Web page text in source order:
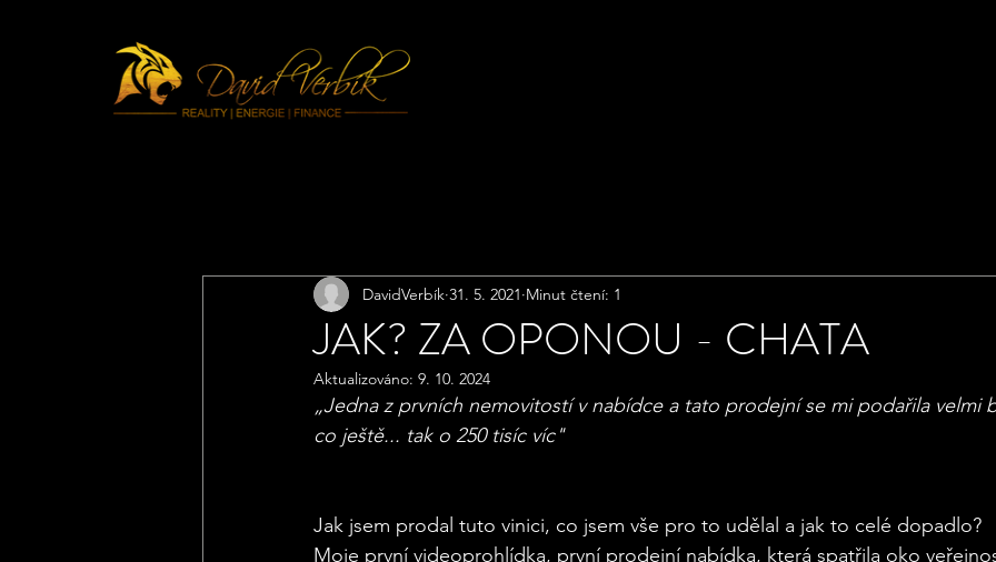
JAK? ZA OPONOU - CHATA
DavidVerbík 31. 5. 2021 Minut čtení: 1
Aktualizováno: 9. 10. 2024
„Jedna z prvních nemovitostí v nabídce a tato prodejní se mi podařila velmi
co ještě... tak o 250 tisíc víc"
Jak jsem prodal tuto vinici, co jsem vše pro to udělal a jak to celé dopadlo?
Moje první videoprohlídka, první prodejní nabídka, která spatřila oko